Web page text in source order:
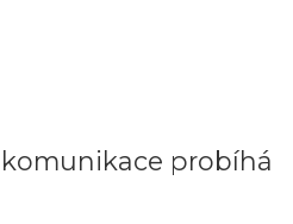
probíhá